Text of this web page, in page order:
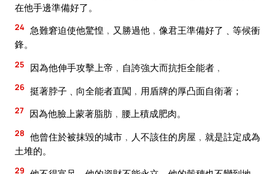
在他手邊準備好了。
24 急難窘迫使他驚惶﹐又勝過他﹐像君王準備好了﹑等候衝
鋒。
25 因為他伸手攻擊上帝﹐自誇強大而抗拒全能者﹐
26 挺著脖子﹑向全能者直闖﹐用盾牌的厚凸面自衛著；
27 因為他臉上蒙著脂肪﹐腰上積成肥肉。
28 他曾住於被抹毀的城市﹐人不該住的房屋﹐就是註定成為
土堆的。
29